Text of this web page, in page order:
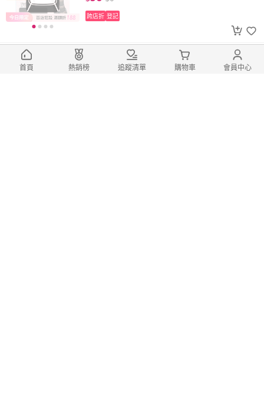
跨店折 登記
【non-no 儂儂】儂儂柴犬3/4襪 刺繡
首頁 熱銷榜 追蹤清單 購物車 會員中心